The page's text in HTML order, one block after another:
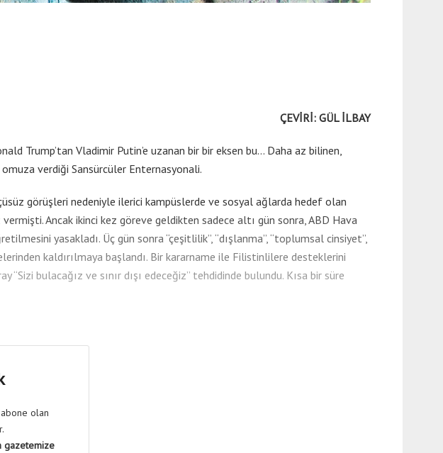
ÇEVİRİ: GÜL İLBAY
Trump’tan Vladimir Putin’e uzanan bir bir eksen bu… Daha az bilinen,
verdiği Sansürcüler Enternasyonali.
görüşleri nedeniyle ilerici kampüslerde ve sosyal ağlarda hedef olan
Ancak ikinci kez göreve geldikten sadece altı gün sonra, ABD Hava
yasakladı. Üç gün sonra “çeşitlilik”, “dışlanma”, “toplumsal cinsiyet”,
kaldırılmaya başlandı. Bir kararname ile Filistinlilere desteklerini
bulacağız ve sınır dışı edeceğiz” tehdidinde bulundu. Kısa bir süre
olan
gazetemize